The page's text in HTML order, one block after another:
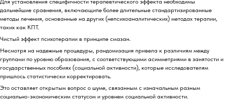
Для установления специфичности терапевтического эффекта необходимы
дальнейшие сравнения, включающипе более длительные стандартизированные
методы лечения, основанные на других (непсихоаналитических) методах терапии,
таких как КПТ.
Чистый эффект психотерапии в принципе смазан.
Несмотря на надежные процедуры, рандомизация привела к различиям между
группами по уровню образования, с соответствующими асимметриями в занятости и
государственных пособиях (социальной активности), которые исследователям
пришлось статистически корректировать.
Это оставляет открытым вопрос о шуме, связанным с изначальным разным
социально-экономическим статусом и уровнем социальной активности.